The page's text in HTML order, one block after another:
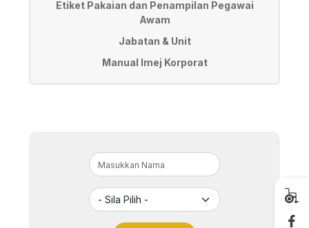
Etiket Pakaian dan Penampilan Pegawai
Awam
Jabatan & Unit
Manual Imej Korporat